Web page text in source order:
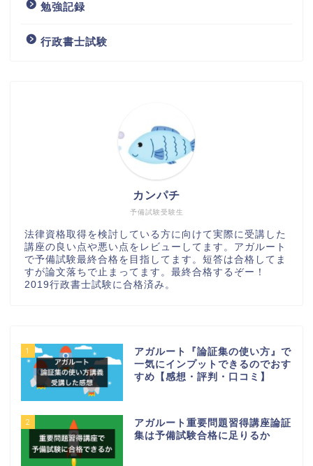
勉強記録
行政書士試験
予備試験受験生
カンパチ
法律資格取得を検討している方に向けて実際に受講した
講座の良い点や悪い点をレビューしてます。アガルート
で予備試験最終合格を目指してます。短答は合格してま
すが論文落ちで止まってます。最終合格するぞー！
2019行政書士試験に合格済み。
1
アガルート『論証集の使い方』で
一気にインプットできるのでおす
すめ【感想・評判・口コミ】
2
アガルート重要問題習得講座論証
集は予備試験合格に足りるか